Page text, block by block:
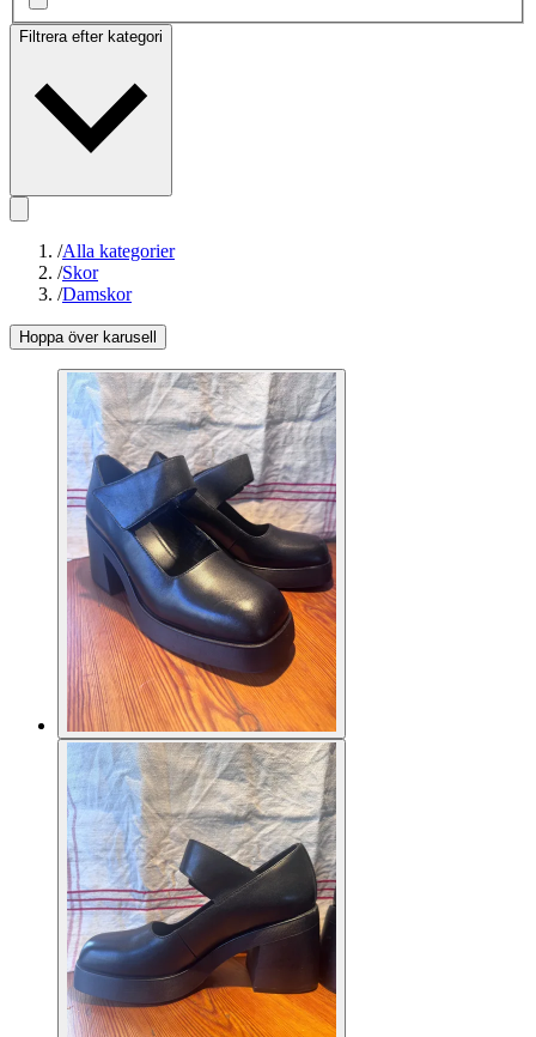
Filtrera efter kategori
/Alla kategorier
/Skor
/Damskor
Hoppa över karusell